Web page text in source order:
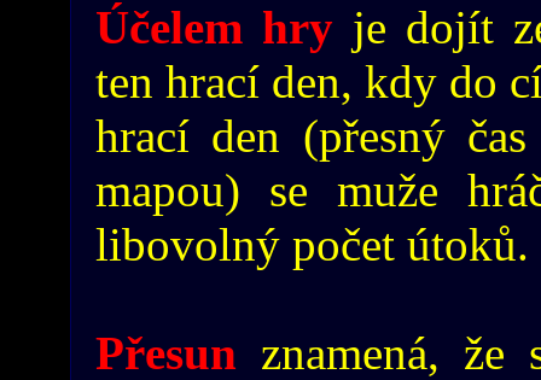
Účelem hry je dojít
ten hrací den, kdy do
hrací den (přesný
mapou) se muže
libovolný počet útoků.
Přesun znamená, že